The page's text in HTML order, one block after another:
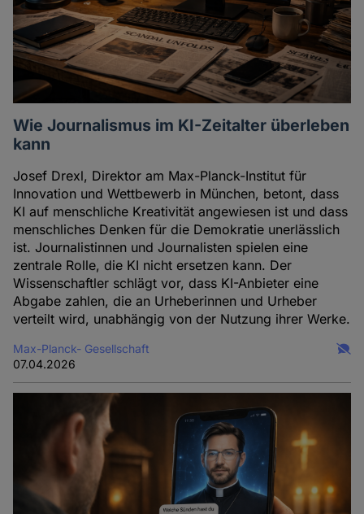
Wie Journalismus im KI-Zeitalter überleben
kann
Josef Drexl, Direktor am Max-Planck-Institut für
Innovation und Wettbewerb in München, betont, dass
KI auf menschliche Kreativität angewiesen ist und dass
menschliches Denken für die Demokratie unerlässlich
ist. Journalistinnen und Journalisten spielen eine
zentrale Rolle, die KI nicht ersetzen kann. Der
Wissenschaftler schlägt vor, dass KI-Anbieter eine
Abgabe zahlen, die an Urheberinnen und Urheber
verteilt wird, unabhängig von der Nutzung ihrer Werke.
Max-Planck- Gesellschaft
07.04.2026